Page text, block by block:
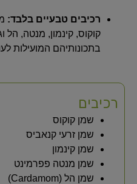
רכיבים טבעיים בלבד:
קוקוס, קינמון, מנטה, הל
בתכונותיהם המועילות
רכיבים
שמן קוקוס
שמן זרעי קנאביס
שמן קינמון
שמן מנטה פפרמינט
שמן הל (Cardamom)